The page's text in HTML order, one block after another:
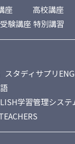
座 高校講座
験講座 特別講習
スタディサプリ
学習管理システ